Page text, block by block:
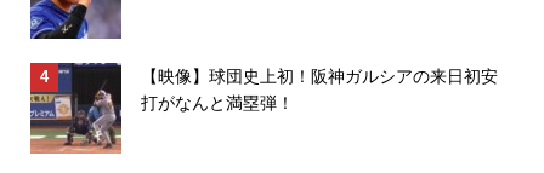
【映像】球団史上初！阪神ガルシアの来日初安
打がなんと満塁弾！